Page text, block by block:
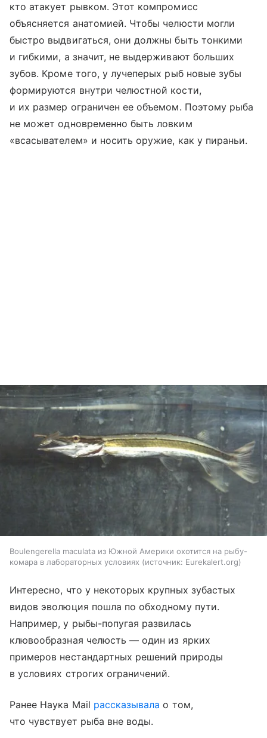
кто атакует рывком. Этот компромисс
объясняется анатомией. Чтобы челюсти могли
быстро выдвигаться, они должны быть тонкими
и гибкими, а значит, не выдерживают больших
зубов. Кроме того, у лучеперых рыб новые зубы
формируются внутри челюстной кости,
и их размер ограничен ее объемом. Поэтому рыба
не может одновременно быть ловким
«всасывателем» и носить оружие, как у пираньи.
Boulengerella maculata из Южной Америки охотится на рыбу-
комара в лабораторных условиях
источник: Eurekalert.org
Интересно, что у некоторых крупных зубастых
видов эволюция пошла по обходному пути.
Например, у рыбы-попугая развилась
клювообразная челюсть — один из ярких
примеров нестандартных решений природы
в условиях строгих ограничений.
Ранее Наука Mail рассказывала о том,
что чувствует рыба вне воды.